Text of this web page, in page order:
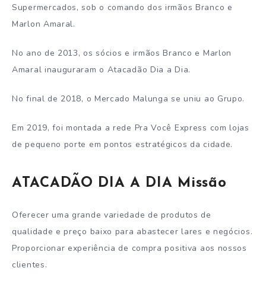
Supermercados, sob o comando dos irmãos Branco e
Marlon Amaral.
No ano de 2013, os sócios e irmãos Branco e Marlon
Amaral inauguraram o Atacadão Dia a Dia.
No final de 2018, o Mercado Malunga se uniu ao Grupo.
Em 2019, foi montada a rede Pra Você Express com lojas
de pequeno porte em pontos estratégicos da cidade.
ATACADÃO DIA A DIA Missão
Oferecer uma grande variedade de produtos de
qualidade e preço baixo para abastecer lares e negócios.
Proporcionar experiência de compra positiva aos nossos
clientes.